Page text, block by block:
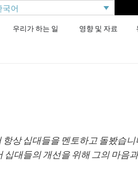
국어
우리가 하는 일 영향 및 자료
항상 십대들을 멘토하고 돌봤습니
십대들의 개선을 위해 그의 마음